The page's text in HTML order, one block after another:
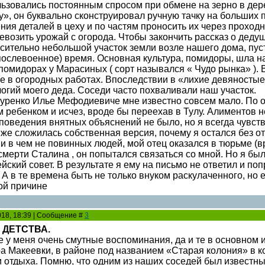
постоянным спросом при обмене на зерно в
он буквально сконструировал ручную тачку на
деталей в цеху и по частям проносить их через
урожай с огорода. Чтобы закончить рассказ о
небольшой участок земли возле нашего дома,
время. Основная культура, помидоры, шла
у Марасиных ( сорт назывался « Чудо рынка»
в огородных работах. Впоследствии в «лихие
моего деда. Соседи часто похваливали наш участок.
Илье Мефодиевиче мне известно совсем мало.
ребенком и исчез, вроде бы переехав в Тулу.
внятных объяснений не было, но я всегда
сложилась собственная версия, почему я остался без
в чем не повинных людей, мой отец оказался в тюрьме
Сталина , он попытался связаться со мной. Но я
совет. В результате я ему на письмо не ответил и
в те времена быть не только внуком раскулаченного,
причине
18:39 | Сообщение # 3
у меня очень смутные воспоминания, да и те в
Макеевки, в районе под названием «Старая колония» в
отдыха. Помню, что одним из наших соседей был